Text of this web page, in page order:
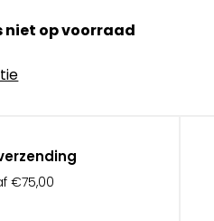
niet op voorraad
€75,00